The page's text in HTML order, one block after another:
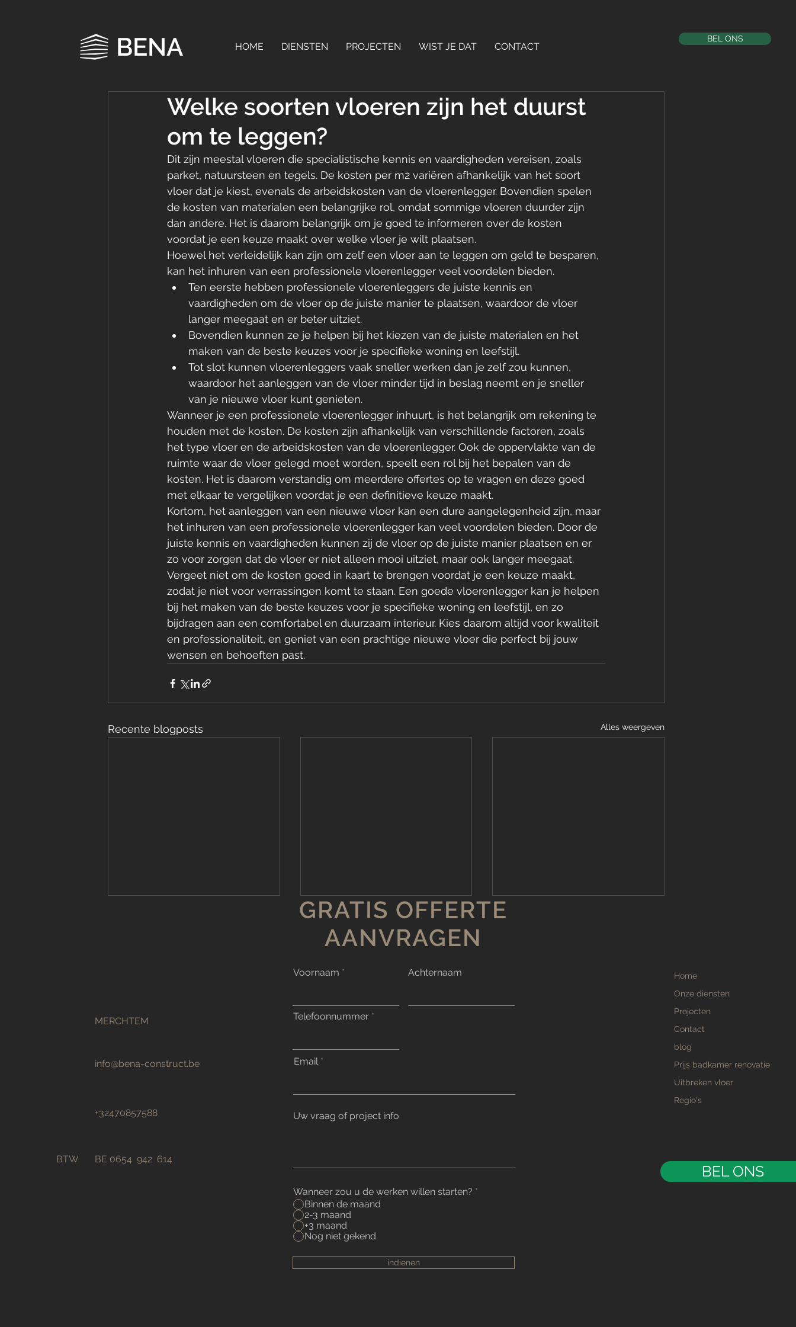
BENA HOME DIENSTEN PROJECTEN WIST JE DAT CONTACT
BEL ONS
Welke soorten vloeren zijn het duurst
om te leggen?
Dit zijn meestal vloeren die specialistische kennis en vaardigheden vereisen, zoals
parket, natuursteen en tegels. De kosten per m2 variëren afhankelijk van het soort
vloer dat je kiest, evenals de arbeidskosten van de vloerenlegger. Bovendien spelen
de kosten van materialen een belangrijke rol, omdat sommige vloeren duurder zijn
dan andere. Het is daarom belangrijk om je goed te informeren over de kosten
voordat je een keuze maakt over welke vloer je wilt plaatsen.
Hoewel het verleidelijk kan zijn om zelf een vloer aan te leggen om geld te besparen,
kan het inhuren van een professionele vloerenlegger veel voordelen bieden.
Ten eerste hebben professionele vloerenleggers de juiste kennis en
vaardigheden om de vloer op de juiste manier te plaatsen, waardoor de vloer
langer meegaat en er beter uitziet.
Bovendien kunnen ze je helpen bij het kiezen van de juiste materialen en het
maken van de beste keuzes voor je specifieke woning en leefstijl.
Tot slot kunnen vloerenleggers vaak sneller werken dan je zelf zou kunnen,
waardoor het aanleggen van de vloer minder tijd in beslag neemt en je sneller
van je nieuwe vloer kunt genieten.
Wanneer je een professionele vloerenlegger inhuurt, is het belangrijk om rekening te
houden met de kosten. De kosten zijn afhankelijk van verschillende factoren, zoals
het type vloer en de arbeidskosten van de vloerenlegger. Ook de oppervlakte van de
ruimte waar de vloer gelegd moet worden, speelt een rol bij het bepalen van de
kosten. Het is daarom verstandig om meerdere offertes op te vragen en deze goed
met elkaar te vergelijken voordat je een definitieve keuze maakt.
Kortom, het aanleggen van een nieuwe vloer kan een dure aangelegenheid zijn, maar
het inhuren van een professionele vloerenlegger kan veel voordelen bieden. Door de
juiste kennis en vaardigheden kunnen zij de vloer op de juiste manier plaatsen en er
zo voor zorgen dat de vloer er niet alleen mooi uitziet, maar ook langer meegaat.
Vergeet niet om de kosten goed in kaart te brengen voordat je een keuze maakt,
zodat je niet voor verrassingen komt te staan. Een goede vloerenlegger kan je helpen
bij het maken van de beste keuzes voor je specifieke woning en leefstijl, en zo
bijdragen aan een comfortabel en duurzaam interieur. Kies daarom altijd voor kwaliteit
en professionaliteit, en geniet van een prachtige nieuwe vloer die perfect bij jouw
wensen en behoeften past.
Recente blogposts Alles weergeven
badkamerrenovatie: Uw
Tijd om badkamer voegen
probleem,...
MERCHTEM
info@bena-construct.be
+32470857588
BE 0654 942 614
BTW
GRATIS OFFERTE
AANVRAGEN
Voornaam Achternaam
Telefoonnummer
Email
Uw vraag of project info
Wanneer zou u de werken willen starten? *
Binnen de maand
2-3 maand
+3 maand
Nog niet gekend
indienen
Home
Onze diensten
Projecten
Contact
blog
Prijs badkamer renovatie
Uitbreken vloer
Regio's
BEL ONS